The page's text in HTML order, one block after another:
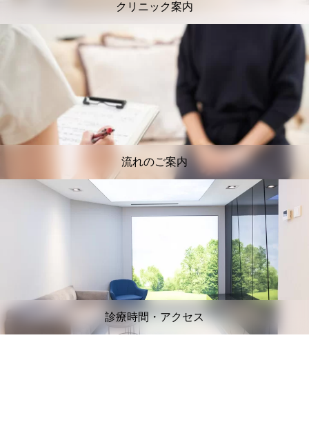
クリニック案内
流れのご案内
診療時間・アクセス